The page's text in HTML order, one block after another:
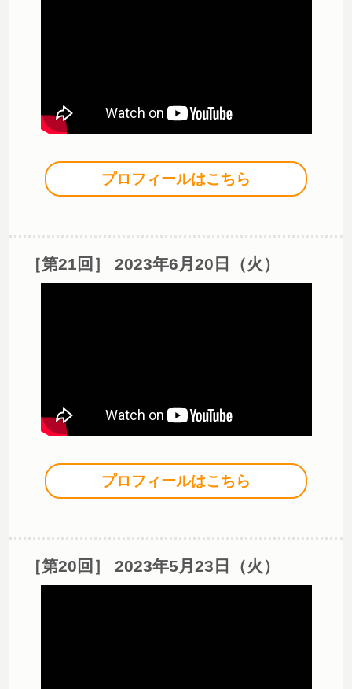
プロフィールはこちら
［第21回］ 2023年6月20日（火）
プロフィールはこちら
［第20回］ 2023年5月23日（火）